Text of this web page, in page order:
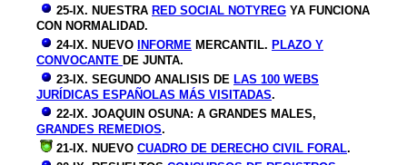
25-IX. NUESTRA RED SOCIAL NOTYREG YA FUNCIONA
CON NORMALIDAD.
24-IX. NUEVO
INFORME MERCANTIL. PLAZO Y
CONVOCANTE DE JUNTA.
23-IX. SEGUNDO ANALISIS DE LAS 100 WEBS
JURÍDICAS ESPAÑOLAS MÁS VISITADAS.
22-IX. JOAQUIN OSUNA: A GRANDES MALES,
GRANDES REMEDIOS.
21-IX. NUEVO CUADRO DE DERECHO CIVIL FORAL.